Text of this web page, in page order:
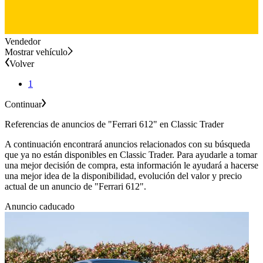
Vendedor
Mostrar vehículo
Volver
1
Continuar
Referencias de anuncios de "Ferrari 612" en Classic Trader
A continuación encontrará anuncios relacionados con su búsqueda
que ya no están disponibles en Classic Trader. Para ayudarle a tomar
una mejor decisión de compra, esta información le ayudará a hacerse
una mejor idea de la disponibilidad, evolución del valor y precio
actual de un anuncio de "Ferrari 612".
Anuncio caducado